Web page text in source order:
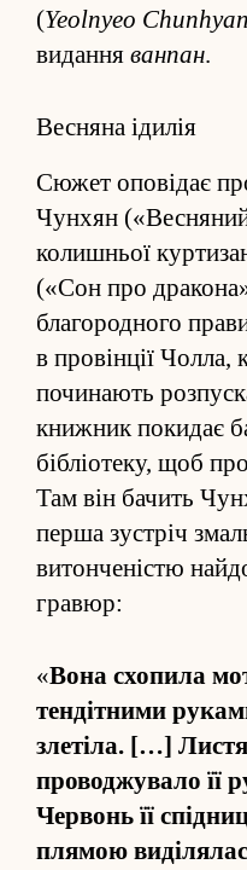
(Yeolnyeo
ви­да­ння ванпан.
Весняна ідилія
Сюжет оповідає
Чунхян
колишньої
(«Сон про
благородного
в провінції Чол­ла,
починають
книжник покидає
бібліотеку, щоб
Там він бачить
перша зу­стріч
витонченістю
гравюр:
«Вона схопила
тендітними
злетіла. […]
проводжувало її
Червонь її
плямою